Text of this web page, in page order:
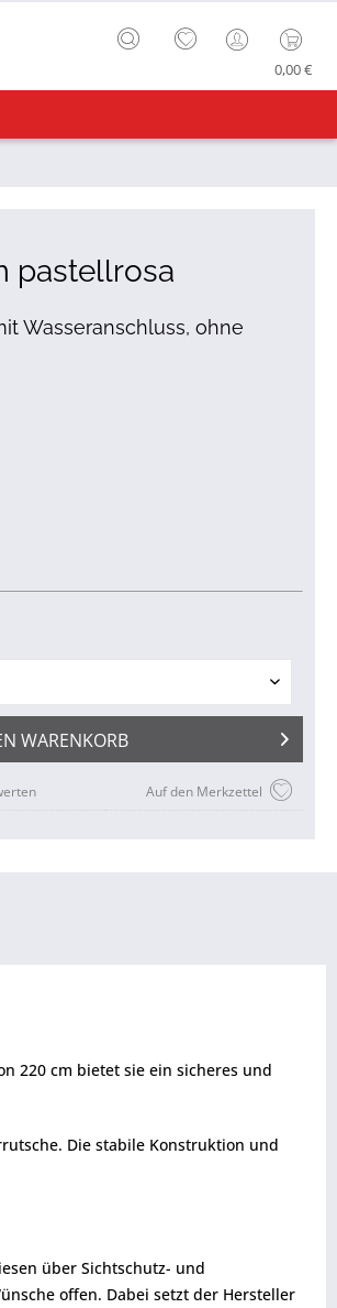
0,00 €
pastellrosa
Wasseranschluss, ohne
WARENKORB
Auf den Merkzettel
220 cm bietet sie ein sicheres und
Die stabile Konstruktion und
über Sichtschutz- und
offen. Dabei setzt der Hersteller